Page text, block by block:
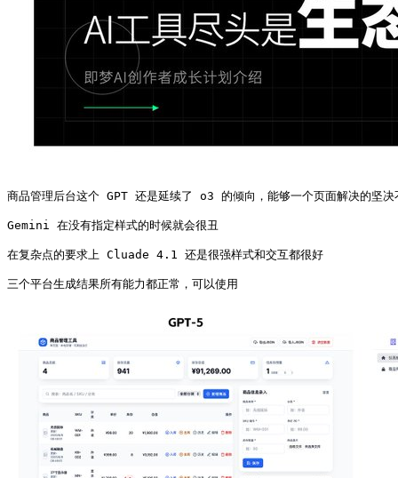
商品管理后台这个 GPT 还是延续了 o3 的倾向，能够一个页面解决的坚决
Gemini 在没有指定样式的时候就会很丑
在复杂点的要求上 Cluade 4.1 还是很强样式和交互都很好
三个平台生成结果所有能力都正常，可以使用